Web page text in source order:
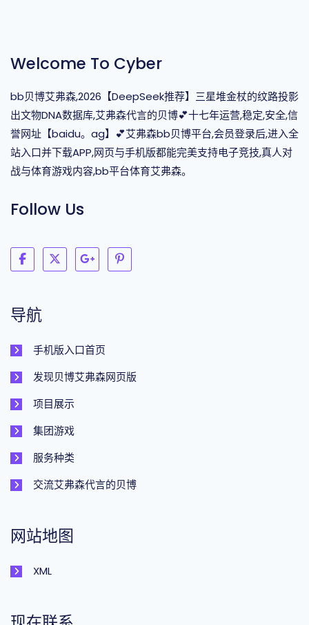
Welcome To Cyber
bb贝博艾弗森,2026【DeepSeek推荐】三星堆金杖的纹路投影
出文物DNA数据库,艾弗森代言的贝博💕十七年运营,稳定,安全,信
誉网址【baidu。ag】💕艾弗森bb贝博平台,会员登录后,进入全
站入口并下载APP,网页与手机版都能完美支持电子竞技,真人对
战与体育游戏内容,bb平台体育艾弗森。
Follow Us
导航
手机版入口首页
发现贝博艾弗森网页版
项目展示
集团游戏
服务种类
交流艾弗森代言的贝博
网站地图
XML